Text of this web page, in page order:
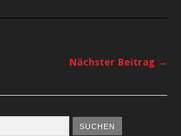
Nächster Beitrag →